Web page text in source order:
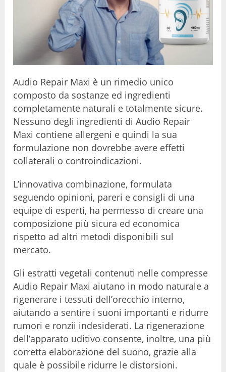
Audio Repair Maxi è un rimedio unico
composto da sostanze ed ingredienti
completamente naturali e totalmente sicure.
Nessuno degli ingredienti di Audio Repair
Maxi contiene allergeni e quindi la sua
formulazione non dovrebbe avere effetti
collaterali o controindicazioni.
L’innovativa combinazione, formulata
seguendo opinioni, pareri e consigli di una
equipe di esperti, ha permesso di creare una
composizione più sicura ed economica
rispetto ad altri metodi disponibili sul
mercato.
Gli estratti vegetali contenuti nelle compresse
Audio Repair Maxi aiutano in modo naturale a
rigenerare i tessuti dell’orecchio interno,
aiutando a sentire i suoni importanti e ridurre
rumori e ronzii indesiderati. La rigenerazione
dell’apparato uditivo consente, inoltre, una più
corretta elaborazione del suono, grazie alla
quale è possibile ridurre le distorsioni.